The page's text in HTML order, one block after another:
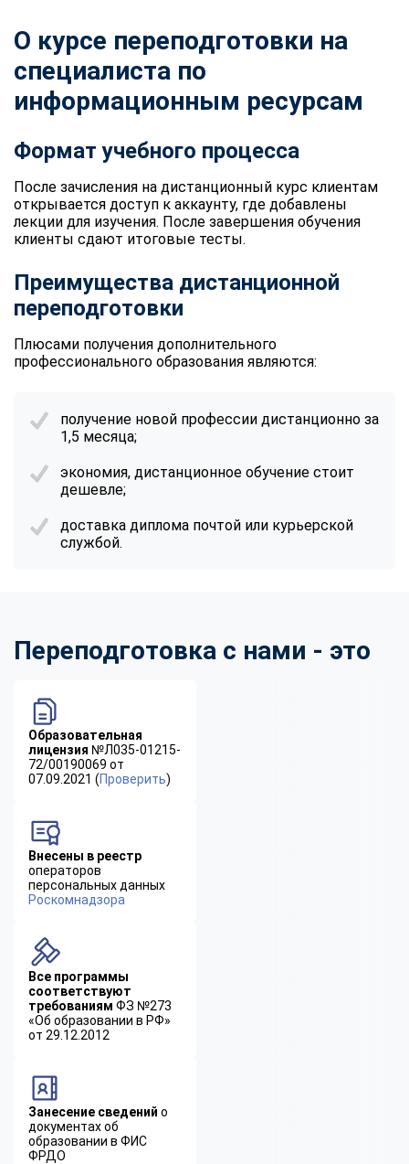
О курсе переподготовки на
специалиста по
информационным ресурсам
Формат учебного процесса
После зачисления на дистанционный курс клиентам
открывается доступ к аккаунту, где добавлены
лекции для изучения. После завершения обучения
клиенты сдают итоговые тесты.
Преимущества дистанционной
переподготовки
Плюсами получения дополнительного
профессионального образования являются:
получение новой профессии дистанционно за
1,5 месяца;
экономия, дистанционное обучение стоит
дешевле;
доставка диплома почтой или курьерской
службой.
Переподготовка с нами - это
Образовательная
лицензия №Л035-01215-
72/00190069 от
07.09.2021 (Проверить)
Внесены в реестр
операторов
персональных данных
Роскомнадзора
Все программы
соответствуют
требованиям ФЗ №273
«Об образовании в РФ»
от 29.12.2012
Занесение сведений о
документах об
образовании в ФИС
ФРДО